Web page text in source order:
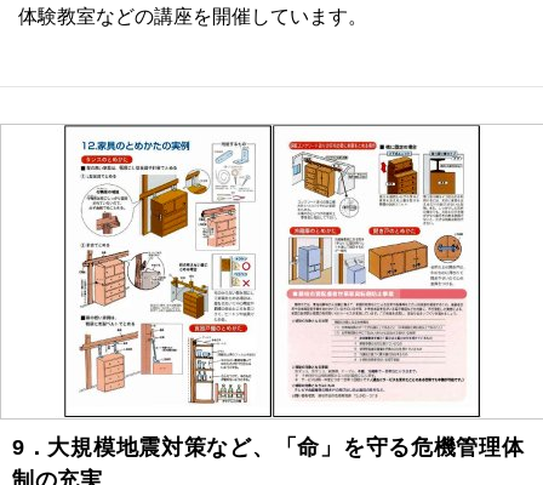
体験教室などの講座を開催しています。
9．大規模地震対策など、「命」を守る危機管理体